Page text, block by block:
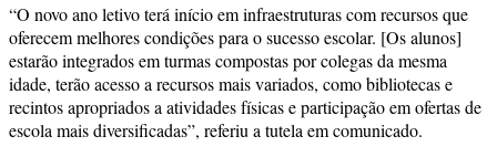
“O novo ano letivo terá início em infraestruturas com recursos que
oferecem melhores condições para o sucesso escolar. [Os alunos]
estarão integrados em turmas compostas por colegas da mesma
idade, terão acesso a recursos mais variados, como bibliotecas e
recintos apropriados a atividades físicas e participação em ofertas de
escola mais diversificadas”, referiu a tutela em comunicado.